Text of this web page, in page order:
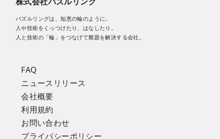
パズルリングは、知恵の輪のように。
人や技術をくっつけたり、はなしたり。
人と技術の「輪」をつなげて難題を解決する会社。
FAQ
ニュースリリース
会社概要
利用規約
お問い合わせ
プライバシーポリシー